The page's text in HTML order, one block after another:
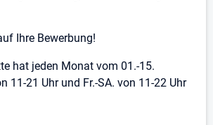
Ihre Bewerbung!
hat jeden Monat vom 01.-15.
11-21 Uhr und Fr.-SA. von 11-22 Uhr